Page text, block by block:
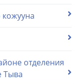
отделения
Тыва